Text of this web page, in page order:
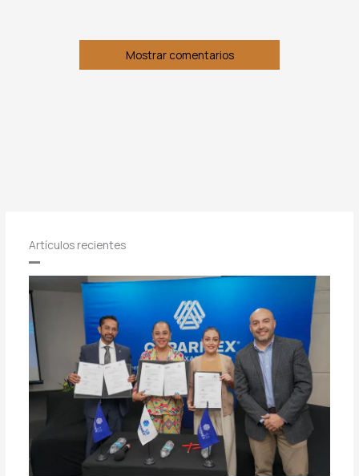
Mostrar comentarios
Artículos recientes